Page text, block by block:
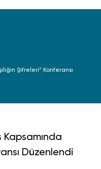
Düzenlendi